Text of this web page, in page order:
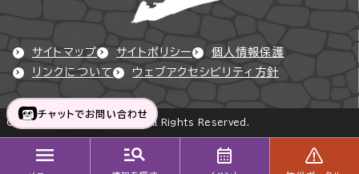
サイトマップ サイトポリシー
個人情報保護
リンクについて
ウェブアクセシビリティ方針
Copyright © Okazaki City All Rights Reserved.
チャットでお問い合わせ